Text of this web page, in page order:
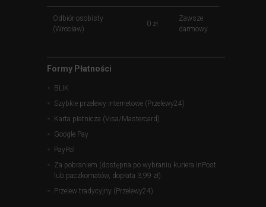
Odbiór osobisty
(Wrocław)
0 zł
Zawsze
darmowy
Formy Płatności
BLIK
Szybkie przelewy internetowe (Przelewy24)
Karta płatnicza (Visa/Mastercard)
Google Pay
PayPal
Za pobraniem (dostępna po wybraniu kuriera InPost
lub paczkomatów, dopłata 3,99 zł)
Przelew tradycyjny (Przelewy24)